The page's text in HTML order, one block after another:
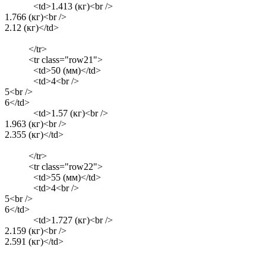
<td>1.413 (кг)<br />
1.766 (кг)<br />
2.12 (кг)</td>
</tr>
<tr class="row21">
<td>50 (мм)</td>
<td>4<br />
5<br />
6</td>
<td>1.57 (кг)<br />
1.963 (кг)<br />
2.355 (кг)</td>
</tr>
<tr class="row22">
<td>55 (мм)</td>
<td>4<br />
5<br />
6</td>
<td>1.727 (кг)<br />
2.159 (кг)<br />
2.591 (кг)</td>